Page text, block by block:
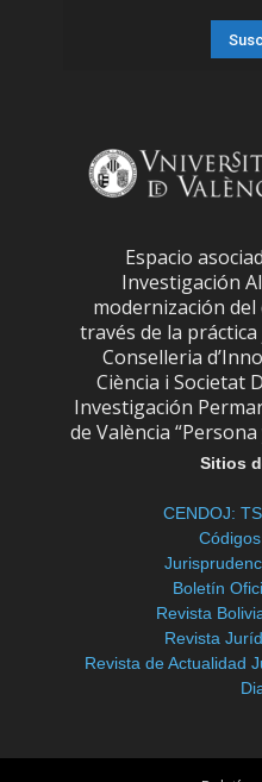
Espacio
Investigación
modernización
través de la
Conselleria
Ciència i Societat
Investigación
de València
Sitios
CENDOJ:
Boletín
Revista
Revista
Revista de Actualidad